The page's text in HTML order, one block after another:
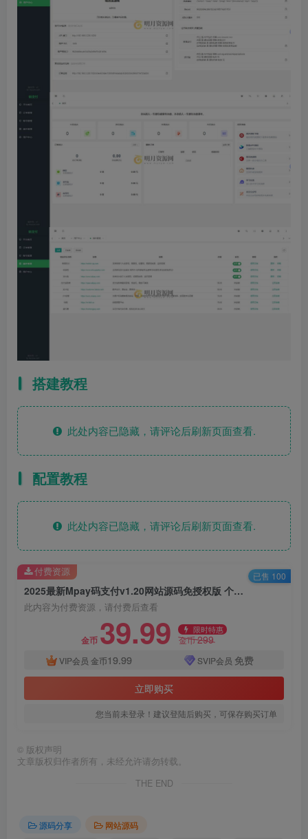
搭建教程
此处内容已隐藏，请评论后刷新页面查看.
配置教程
此处内容已隐藏，请评论后刷新页面查看.
2025最新Mpay码支付v1.20网站源码免授权版 个人免签约聚合支付系统 支持收钱吧/拉卡拉等插件免挂机
此内容为付费资源，请付费后查看
金币 39.99 限时特惠
金币299
VIP会员 金币19.99 SVIP会员 免费
立即购买
您当前未登录！建议登陆后购买，可保存购买订单
付费资源 已售 100
© 版权声明
文章版权归作者所有，未经允许请勿转载。
THE END
源码分享
网站源码